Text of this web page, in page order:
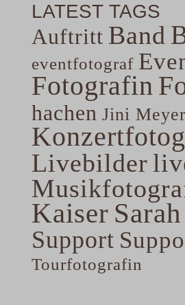
LATEST TAGS
Auftritt Band
eventfotograf
Fotografin
hachen Jini Meyer
Livebilder
Kaiser
Support
Tourfotografin